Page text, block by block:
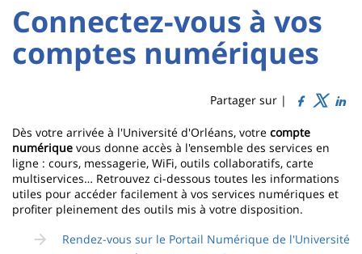
composantes
University
:
Sidebar
University
:
Main
Titre
Connectez-vous à vos
comptes numériques
Partager sur |
Contenu
de
la
page
principale
Dès votre arrivée à l'Université d'Orléans, votre compte
numérique vous donne accès à l'ensemble des services en
ligne : cours, messagerie, WiFi, outils collaboratifs, carte
multiservices… Retrouvez ci-dessous toutes les informations
utiles pour accéder facilement à vos services numériques et
profiter pleinement des outils mis à votre disposition.
Rendez-vous sur le Portail Numérique de l'Université